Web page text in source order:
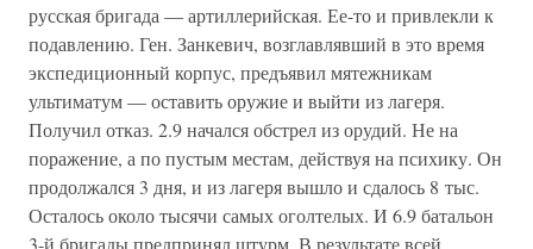
русская бригада — артиллерийская. Ее-то и привлекли к
подавлению. Ген. Занкевич, возглавлявший в это время
экспедиционный корпус, предъявил мятежникам
ультиматум — оставить оружие и выйти из лагеря.
Получил отказ. 2.9 начался обстрел из орудий. Не на
поражение, а по пустым местам, действуя на психику. Он
продолжался 3 дня, и из лагеря вышло и сдалось 8 тыс.
Осталось около тысячи самых оголтелых. И 6.9 батальон
3-й бригады предпринял штурм. В результате всей